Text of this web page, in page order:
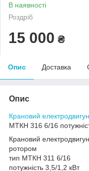
В наявності
Роздріб
15 000 ₴
Опис Доставка
Опис
Крановий електродвигун
МТКН 316 6/16
Крановий
ротором
тип МТКН 311 6/16
потужність 3,5/1,2 кВт